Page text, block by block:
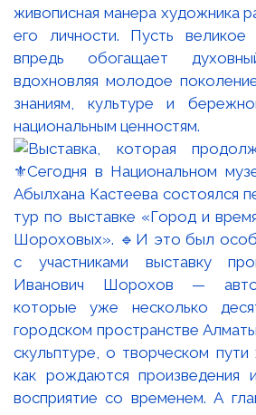
живописная манера художника
его личности. Пусть
впредь обогащает
вдохновляя молодое
знаниям, культуре и
национальным ценностям.